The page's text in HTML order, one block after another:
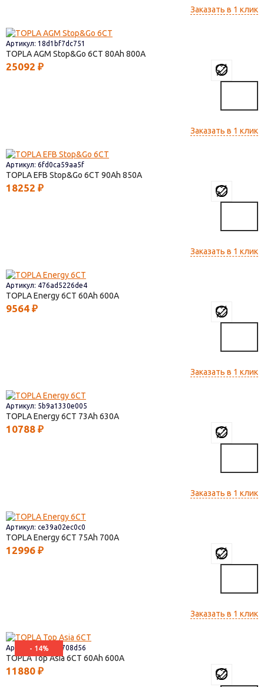
Заказать в 1 клик
Артикул: 18d1bf7dc751
TOPLA AGM Stop&Go 6СТ 80 800
25092 ₽
Заказать в 1 клик
Артикул: 6fd0ca59aa5f
TOPLA EFB Stop&Go 6СТ 90 850
18252 ₽
Заказать в 1 клик
Артикул: 476ad5226de4
TOPLA Energy 6СТ 60 600
9564 ₽
Заказать в 1 клик
Артикул: 5b9a1330e005
TOPLA Energy 6СТ 73 630
10788 ₽
Заказать в 1 клик
Артикул: ce39a02ec0c0
TOPLA Energy 6СТ 75 700
12996 ₽
Заказать в 1 клик
- 14%
Артикул: 449fda708d56
TOPLA Top Asia 6СТ 60 600
11880 ₽